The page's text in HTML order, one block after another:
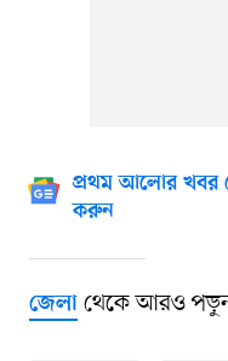
প্রথম আলোর খবর
করুন
জেলাথেকে আরও